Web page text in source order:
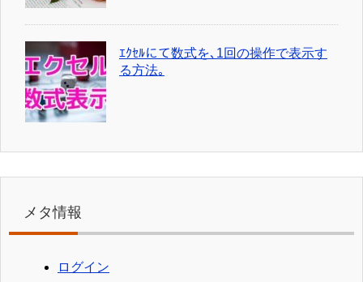
ｴｸｾﾙにて数式を､1回の操作で表示す
る方法｡
メタ情報
ログイン